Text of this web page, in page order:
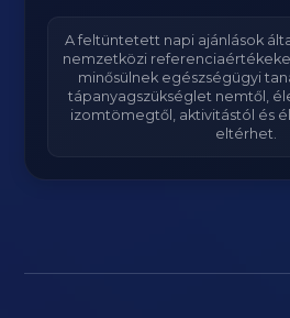
A feltüntetett napi ajánlások
nemzetközi
minősülnek egészségügyi
tápanyagszükséglet nemtől,
izomtömegtől, aktivitástól és
eltérhet.